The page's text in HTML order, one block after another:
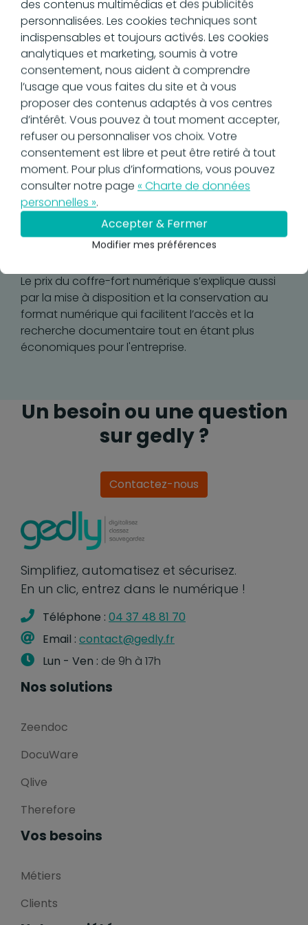
le prix du coffre-fort
numérique ?
Les coffres-forts numériques partagent des
coûts communs et peuvent proposer différents
gages de qualité ou certaines fonctionnalités qui
justifient la variabilité des prix.
La sécurité du coffre-fort numérique doit toujours
être assurée grâce à des protocoles de
chiffrement avancés. Les données personnelles
stockées sont ainsi protégées contre le risque de
cyberattaque.
Le prix du coffre-fort numérique s’explique aussi
par la mise à disposition et la conservation au
format numérique qui facilitent l’accès et la
recherche documentaire tout en étant plus
économiques pour l'entreprise.
Un besoin ou une question
sur gedly ?
Contactez-nous
Simplifiez, automatisez et sécurisez.
En un clic, entrez dans le numérique !
Téléphone : 04 37 48 81 70
Email : contact@gedly.fr
Lun - Ven : de 9h à 17h
Nos solutions
Zeendoc
DocuWare
Qlive
Therefore
Vos besoins
Métiers
Clients
des contenus multimédias et des publicités
personnalisées. Les cookies techniques sont
indispensables et toujours activés. Les cookies
analytiques et marketing, soumis à votre
consentement, nous aident à comprendre
l’usage que vous faites du site et à vous
proposer des contenus adaptés à vos centres
d’intérêt. Vous pouvez à tout moment accepter,
refuser ou personnaliser vos choix. Votre
consentement est libre et peut être retiré à tout
moment. Pour plus d’informations, vous pouvez
consulter notre page « Charte de données
personnelles ».
Accepter & Fermer
Modifier mes préférences